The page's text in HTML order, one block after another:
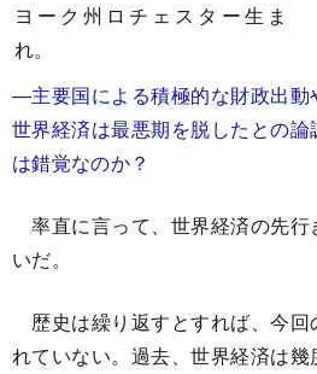
ヨーク州ロチェスター生ま
れ。
―主要国による積極的な財政出動
世界経済は最悪期を脱したとの
は錯覚なのか？
率直に言って、世界経済の先行
いだ。
歴史は繰り返すとすれば、今回
れていない。過去、世界経済は